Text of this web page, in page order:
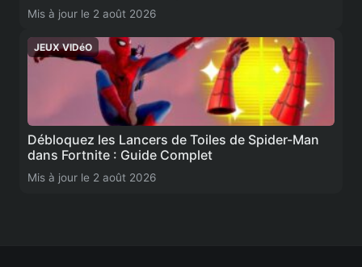
Mis à jour le 2 août 2026
JEUX VIDéO
Débloquez les Lancers de Toiles de Spider-Man
dans Fortnite : Guide Complet
Mis à jour le 2 août 2026